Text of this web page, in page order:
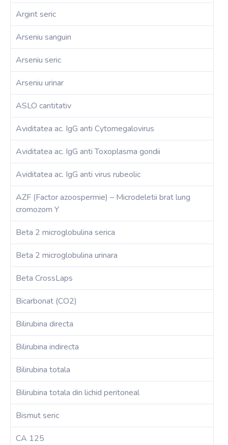
Argint seric
Arseniu sanguin
Arseniu seric
Arseniu urinar
ASLO cantitativ
Aviditatea ac. IgG anti Cytomegalovirus
Aviditatea ac. IgG anti Toxoplasma gondii
Aviditatea ac. IgG anti virus rubeolic
AZF (Factor azoospermie) – Microdeletii brat lung
cromozom Y
Beta 2 microglobulina serica
Beta 2 microglobulina urinara
Beta CrossLaps
Bicarbonat (CO2)
Bilirubina directa
Bilirubina indirecta
Bilirubina totala
Bilirubina totala din lichid peritoneal
Bismut seric
CA 125